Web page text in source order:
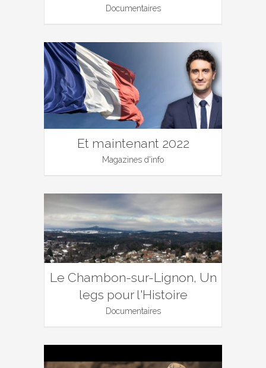
Documentaires
Et maintenant 2022
Magazines d'info
Le Chambon-sur-Lignon, Un
legs pour l'Histoire
Documentaires